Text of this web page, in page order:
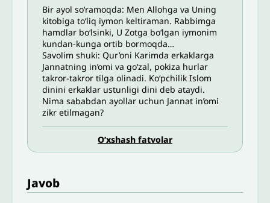
Bir ayol soʻramoqda: Men Allohga va Uning
kitobiga to‘liq iymon keltiraman. Rabbimga
hamdlar bo‘lsinki, U Zotga bo‘lgan iymonim
kundan-kunga ortib bormoqda…
Savolim shuki: Qur’oni Karimda erkaklarga
Jannatning in’omi va go‘zal, pokiza hurlar
takror-takror tilga olinadi. Ko‘pchilik Islom
dinini erkaklar ustunligi dini deb ataydi.
Nima sababdan ayollar uchun Jannat in’omi
zikr etilmagan?
O’xshash fatvolar
Javob